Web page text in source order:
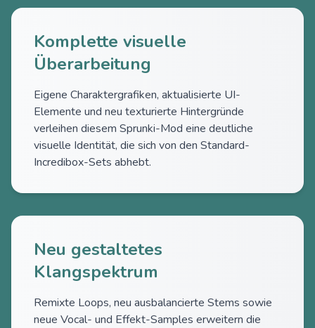
Komplette visuelle
Überarbeitung
Eigene Charaktergrafiken, aktualisierte UI-
Elemente und neu texturierte Hintergründe
verleihen diesem Sprunki-Mod eine deutliche
visuelle Identität, die sich von den Standard-
Incredibox-Sets abhebt.
Neu gestaltetes
Klangspektrum
Remixte Loops, neu ausbalancierte Stems sowie
neue Vocal- und Effekt-Samples erweitern die